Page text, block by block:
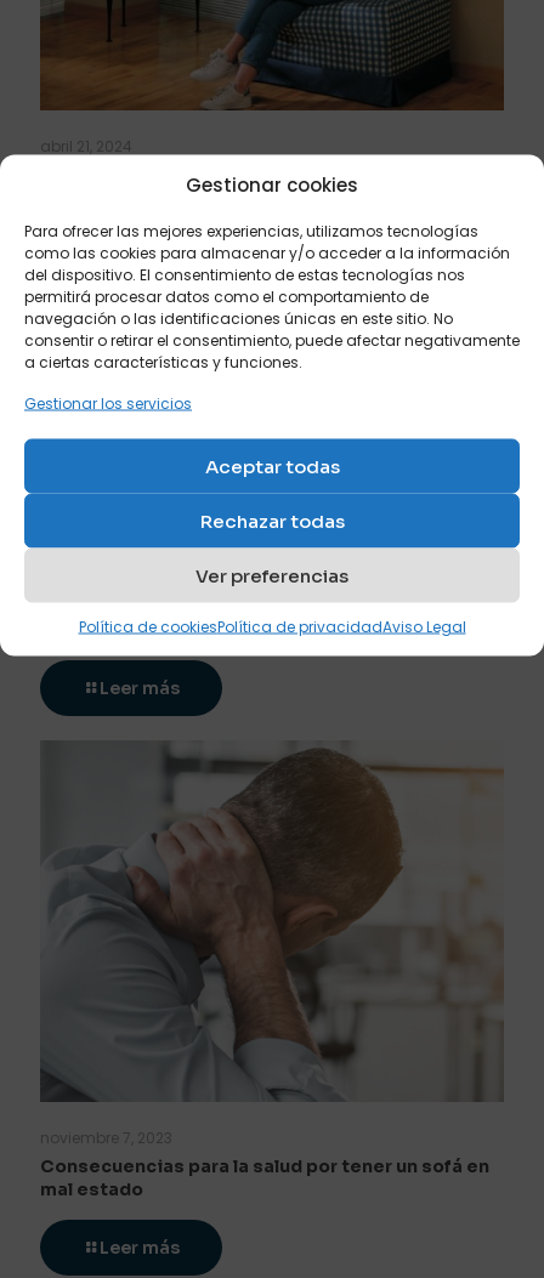
Gestionar cookies
Para ofrecer las mejores experiencias, utilizamos tecnologías
como las cookies para almacenar y/o acceder a la información
del dispositivo. El consentimiento de estas tecnologías nos
permitirá procesar datos como el comportamiento de
navegación o las identificaciones únicas en este sitio. No
consentir o retirar el consentimiento, puede afectar negativamente
a ciertas características y funciones.
Gestionar los servicios
Aceptar todas
Rechazar todas
Ver preferencias
Política de cookiesPolítica de privacidadAviso Legal
abril 21, 2024
El puff cama, la mejor solución para cuando ya
Leer más
diciembre 21, 2023
Tipos de patas para un sofá o sofá cama
Leer más
noviembre 7, 2023
Consecuencias para la salud por tener un sofá en
mal estado
Leer más